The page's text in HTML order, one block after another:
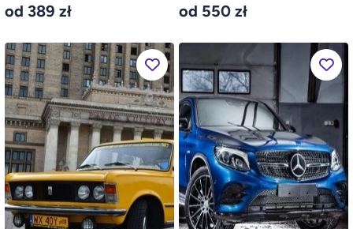
od 389 zł od 550 zł